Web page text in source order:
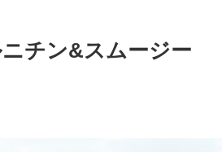
チン&スムージー